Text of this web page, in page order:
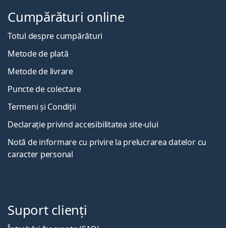
Cumpărături online
Totul despre cumpărături
Metode de plată
Metode de livrare
Puncte de colectare
Termeni și Condiții
Declarație privind accesibilitatea site-ului
Notă de informare cu privire la prelucrarea datelor cu
caracter personal
Suport clienți